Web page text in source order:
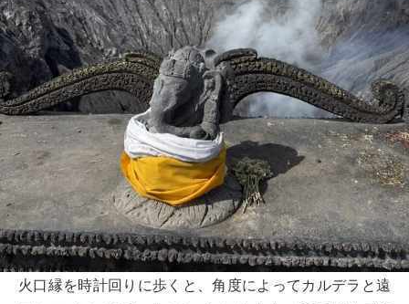
火口縁を時計回りに歩くと、角度によってカルデラと遠